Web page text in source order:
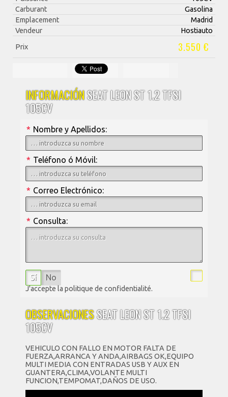
Carburant
Gasolina
Emplacement
Madrid
Vendeur
Hostiauto
Prix
3.550 €
INFORMACIÓNSEAT LEON ST 1.2 TFSI
105CV
Nombre y Apellidos:
*
Teléfono ó Móvil:
*
Correo Electrónico:
*
Consulta:
*
Sí No
J'accepte la politique de confidentialité.
OBSERVACIONESSEAT LEON ST 1.2 TFSI
105CV
VEHICULO CON FALLO EN MOTOR FALTA DE
FUERZA,ARRANCA Y ANDA,AIRBAGS OK,EQUIPO
MULTI MEDIA CON ENTRADAS USB Y AUX EN
GUANTERA,CLIMA,VOLANTE MULTI
FUNCION,TEMPOMAT,DAÑOS DE USO.